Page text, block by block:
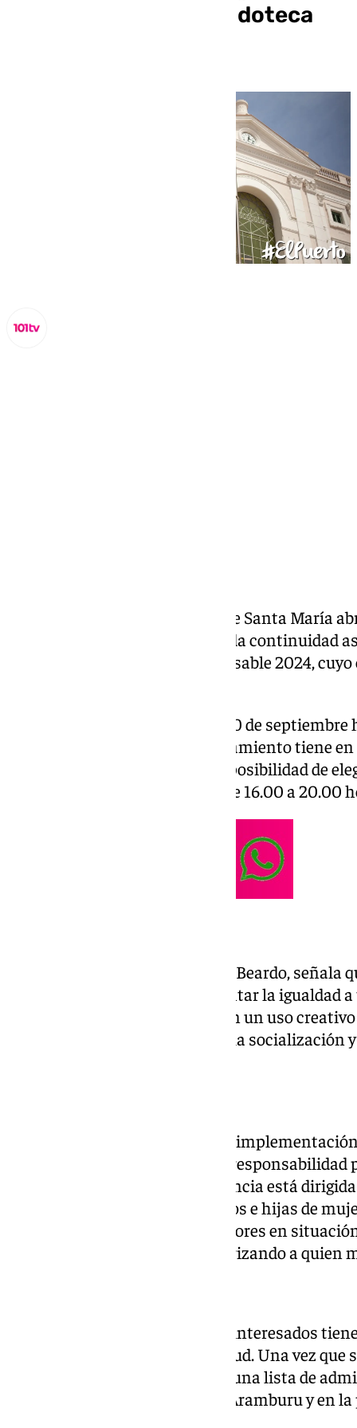
inscripción para la Ludoteca
El Ayuntamiento de El Puerto de Santa María
y niñas de entre 3 y 12 años. Se da continuidad
Programa “El Puerto Corresponsable 2024,
Se pondrá en marcha desde el 10 de
edificio multiusos que el Ayuntamiento tiene
Las familias tienen además la posibilidad de
y miércoles o martes y jueves, de 16.00 a 20.00
El alcalde de El Puerto, Germán Beardo,
la conciliación familiar y fomentar la igualdad
socioeducativas que promuevan un uso
mismo tiempo que se fomenta la socialización
La finalidad es contribuir a una
materia de conciliación y/o corresponsabilidad
Corresponsable´, y en consecuencia está
familias monoparentales, a hijos e hijas de
género, hijos e hijas de progenitores en
activa del mismo; siempre priorizando a quien
Se ofertan 80 plazas. Todos los interesados
(inclusive) para entregar solicitud. Una vez
se publicará el 9 de septiembre una lista de
espera en el tablón de Micaela Aramburu y en